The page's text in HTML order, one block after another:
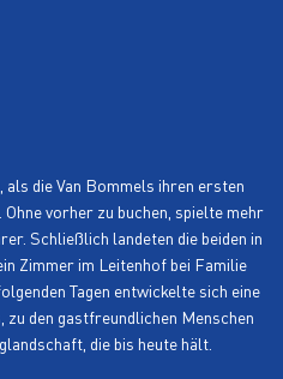
als die Van Bommels ihren ersten
vorher zu buchen, spielte mehr
Schließlich landeten die beiden in
Zimmer im Leitenhof bei Familie
Tagen entwickelte sich eine
zu den gastfreundlichen Menschen
die bis heute hält.